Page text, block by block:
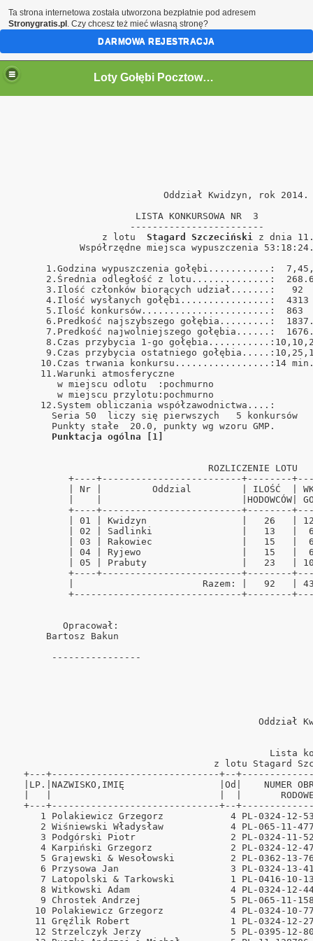
Loty Gołębi Pocztowych Oddział Kwidzyn 2011r.
Oddział
LISTA
                z lotu
Stagard Szczeciński z
Współrzędne miejsca wypuszczenia
1.Godzina wypuszczenia
2.Średnia odległość z
3.Ilość członków biorących
4.Ilość wysłanych
5.Ilość
6.Predkość najszybszego
7.Predkość najwolniejszego
8.Czas przybycia 1-go
9.Czas przybycia ostatniego
10.Czas trwania
11.Warunki
w miejscu
w miejscu
12.System obliczania
Seria 50  liczy się
Punkty stałe  20.0,
Punktacja ogólna [1]
+----+-------------------------
| Nr |         Oddzial         | ILOŚĆ
|    |
+----+-------------------------
| 01 | Kwidzyn                 |   26
| 02 | Sadlinki                |   13
| 03 | Rakowiec                |   15
| 04 | Ryjewo                  |   15
| 05 | Prabuty                 |   23
+----+-------------------------
|                       Razem: |   92
+------------------------------
Opracował:
----------------
Ta strona internetowa została utworzona bezpłatnie pod adresem
Stronygratis.pl . Czy chcesz też mieć własną stronę?
DARMOWA REJESTRACJA